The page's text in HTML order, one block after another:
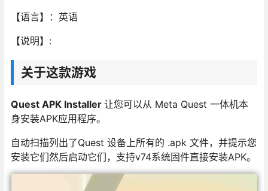
【语言】：英语
【说明】:
关于这款游戏
Quest APK Installer 让您可以从 Meta Quest 一体机本
身安装APK应用程序。
自动扫描列出了Quest 设备上所有的 .apk 文件，并提示您
安装它们然后启动它们，支持v74系统固件直接安装APK。